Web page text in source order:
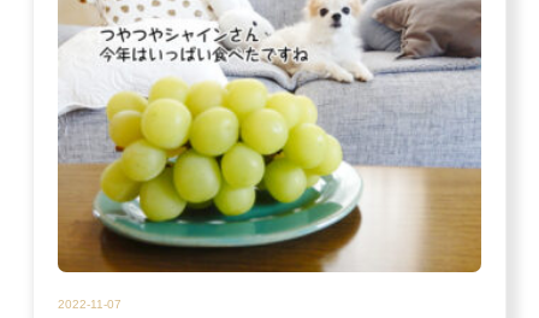
2022-11-07